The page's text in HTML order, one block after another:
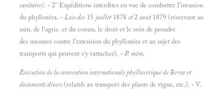
sanitaire). - 2° Expéditions interdites en vue de combattre l'invasion
du phylloxéra. - Lois des 15 juillet1878 et2 août1879 (réservant au
min. de l'agric. et du comm. le droit et le soin de prendre
des mesures contre l'extension du phylloxéra et au sujet des
transports qui peuvent s'y rattacher). - P. mém.
Exécution de la convention internationale phylloxérique de Berne et
documents divers (relatifs au transport des plants de vigne, etc.). - V.